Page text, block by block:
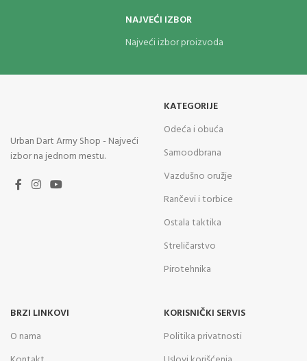
NAJVEĆI IZBOR
Najveći izbor proizvoda
Urban Dart Army Shop - Najveći
izbor na jednom mestu.
KATEGORIJE
Odeća i obuća
Samoodbrana
Vazdušno oružje
Rančevi i torbice
Ostala taktika
Streličarstvo
Pirotehnika
BRZI LINKOVI
O nama
KORISNIČKI SERVIS
Politika privatnosti